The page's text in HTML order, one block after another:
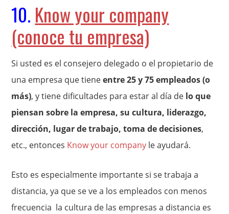
10. Know your company
(conoce tu empresa)
Si usted es el consejero delegado o el propietario de
una empresa que tieneentre 25 y 75 empleados (o
más), y tiene dificultades para estar al día de lo que
piensan sobre la empresa, su cultura, liderazgo,
dirección, lugar de trabajo, toma de decisiones,
etc., entonces Know your company le ayudará.
Esto es especialmente importante si se trabaja a
distancia, ya que se ve a los empleados con menos
frecuencia la cultura de las empresas a distancia es